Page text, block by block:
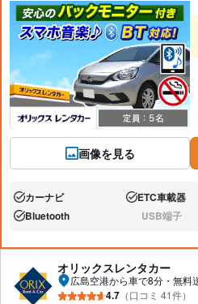
画像を見る
あり:カーナビ あり:ETC車載器
あり:Bluetooth なし:USB端子
オリックスレンタカー
広島空港から車で8分・無料
4.7 （口コミ 41件）